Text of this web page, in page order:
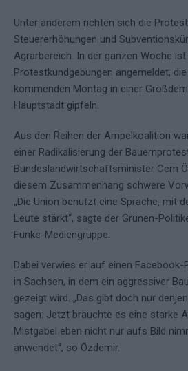
Unter anderem richten sich die
Steuererhöhungen und
Agrarbereich. In der ganzen Woche
Protestkundgebungen angemeldet,
kommenden Montag in einer
Hauptstadt gipfeln.
Aus den Reihen der Ampelkoalition
einer Radikalisierung der
Bundeslandwirtschaftsminister Cem
diesem Zusammenhang schwere
„Die Union benutzt eine Sprache, mit
Leute stärkt“, sagte der Grünen-
Funke-Mediengruppe.
Dabei verwies er auf einen Facebook-
in Sachsen, in dem ein aggressiver
gezeigt wird. „Das gibt doch nur
sagen: Jetzt bräuchte es eine starke
Mistgabel eben nicht nur aufs Bild
anwendet“, so Özdemir.